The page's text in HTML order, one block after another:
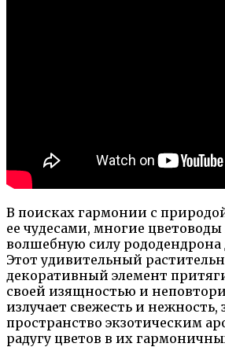
В поисках гармонии с
ее чудесами, многие
волшебную силу рододендрона
Этот удивительный
декоративный элемент
своей изящностью и
излучает свежесть и нежность,
пространство экзотическим
радугу цветов в их